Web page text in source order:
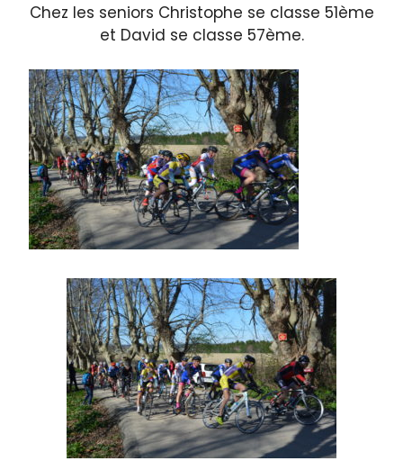
Chez les seniors Christophe se classe 51ème
et David se classe 57ème.